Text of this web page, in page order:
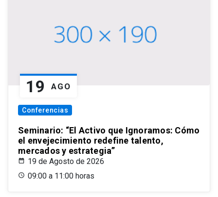
19 AGO
Conferencias
Seminario: “El Activo que Ignoramos: Cómo
el envejecimiento redefine talento,
mercados y estrategia”
19 de Agosto de 2026
09:00 a 11:00 horas